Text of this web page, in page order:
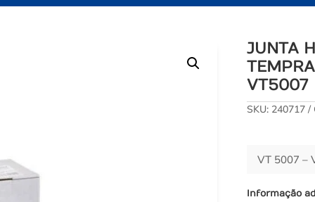
JUNTA
VT5007
SKU: 240717
VT 5007 –
Informação